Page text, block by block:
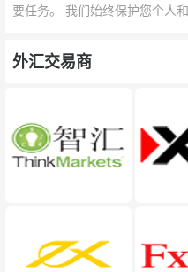
要任务。 我们始终保护您个人
外汇交易商